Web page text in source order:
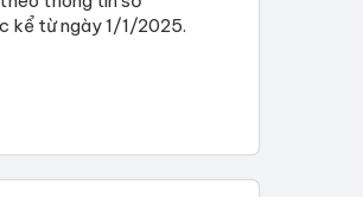
kể từ ngày 1/1/2025.